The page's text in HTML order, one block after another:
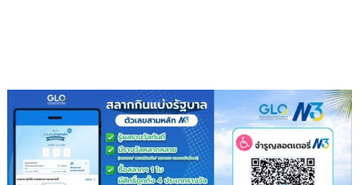
ทฤษฎี
ใหม่
แบบ
เศรษฐกิจ
พอ